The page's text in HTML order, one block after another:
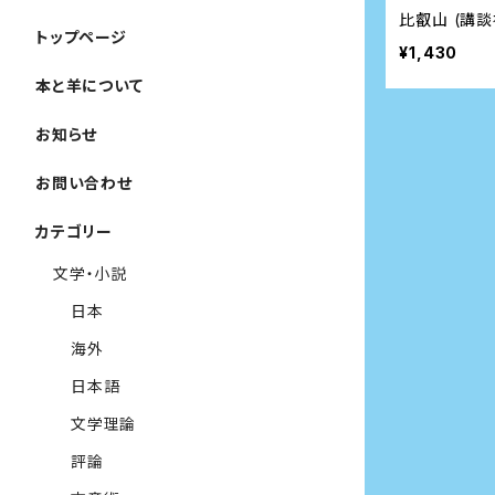
比叡山 (講
¥1,430
トップページ
本と羊について
お知らせ
お問い合わせ
カテゴリー
文学・小説
日本
海外
日本語
文学理論
評論